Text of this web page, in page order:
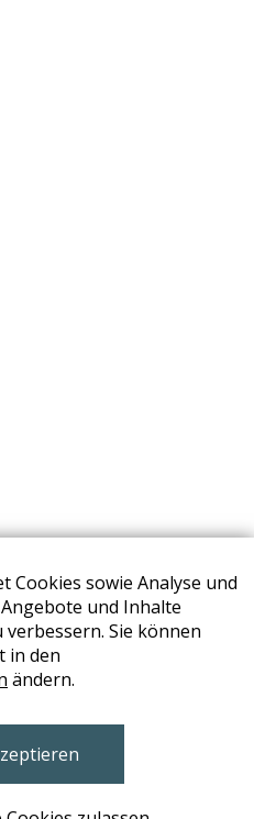
Cookies sowie Analyse und
und Inhalte
Sie können
in den
ändern.
Haus Brunn